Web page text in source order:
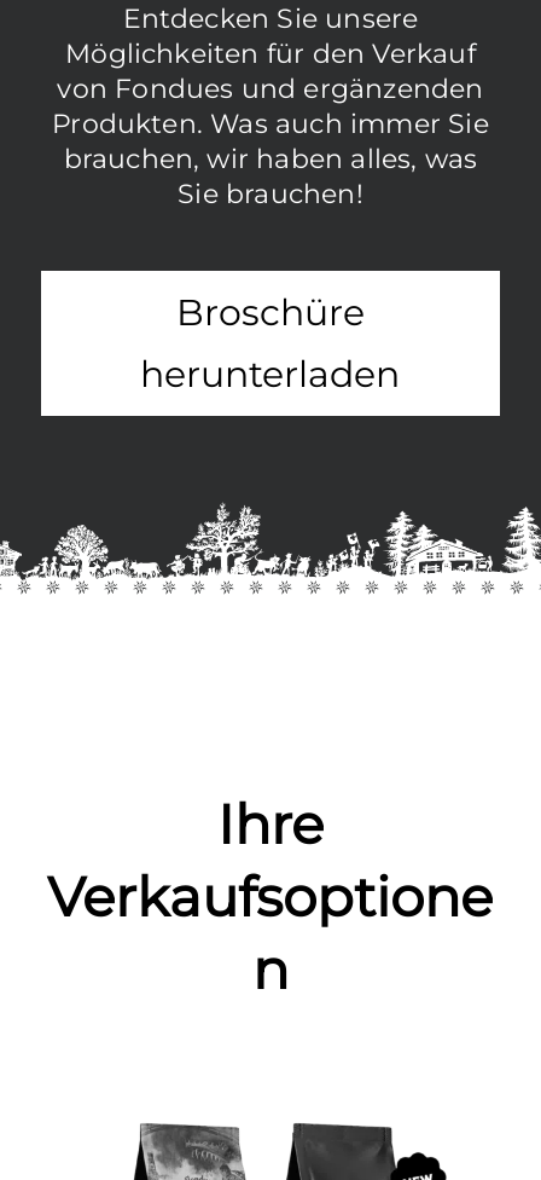
Entdecken Sie unsere
Möglichkeiten für den Verkauf
von Fondues und ergänzenden
Produkten. Was auch immer Sie
brauchen, wir haben alles, was
Sie brauchen!
Broschüre
herunterladen
Ihre
Verkaufsoptione
n